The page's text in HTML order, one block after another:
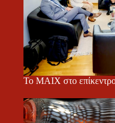
Το ΜΑΙΧ στο επίκεντρο